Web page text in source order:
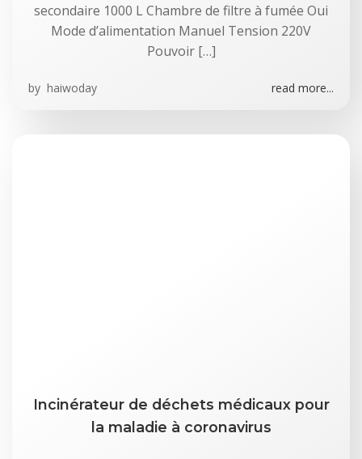
secondaire 1000 L Chambre de filtre à fumée Oui
Mode d’alimentation Manuel Tension 220V
Pouvoir […]
by haiwoday read more...
Incinérateur de déchets médicaux pour
la maladie à coronavirus